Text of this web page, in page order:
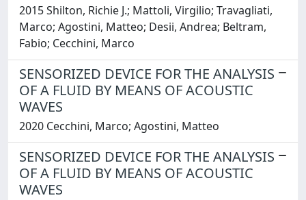
2015 Shilton, Richie J.; Mattoli, Virgilio; Travagliati,
Marco; Agostini, Matteo; Desii, Andrea; Beltram,
Fabio; Cecchini, Marco
SENSORIZED DEVICE FOR THE ANALYSIS
OF A FLUID BY MEANS OF ACOUSTIC
WAVES
2020 Cecchini, Marco; Agostini, Matteo
SENSORIZED DEVICE FOR THE ANALYSIS
OF A FLUID BY MEANS OF ACOUSTIC
WAVES